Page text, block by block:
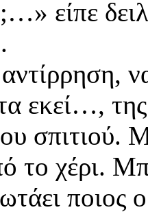
είπε
εκεί…,
σπιτιού.
το χέρι.
ποιος